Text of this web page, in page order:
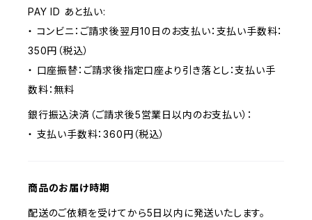
PAY ID あと払い:
・ コンビニ：ご請求後翌月10日のお支払い：支払い手数料：
350円（税込）
・ 口座振替：ご請求後指定口座より引き落とし：支払い手
数料：無料
銀行振込決済（ご請求後5営業日以内のお支払い）：
・ 支払い手数料：360円（税込）
商品のお届け時期
配送のご依頼を受けてから5日以内に発送いたします。